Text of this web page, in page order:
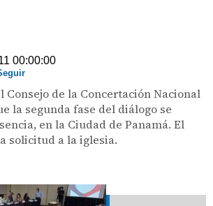
00:00:00
Consejo de la Concertación Nacional
la segunda fase del diálogo se
en la Ciudad de Panamá. El
solicitud a la iglesia.